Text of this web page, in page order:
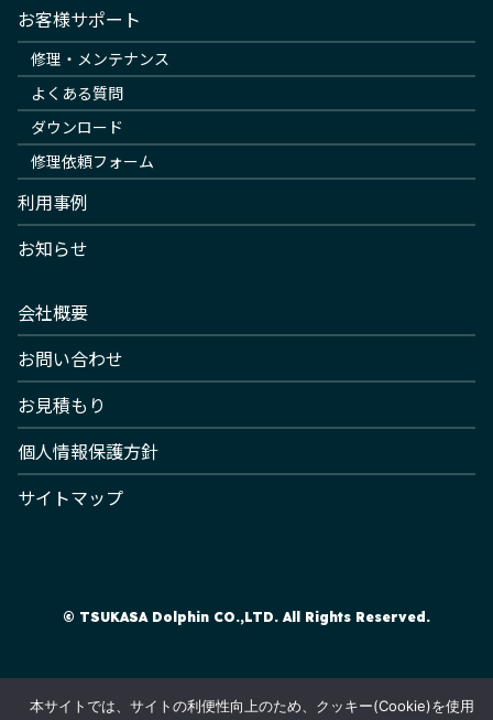
お客様サポート
修理・メンテナンス
よくある質問
ダウンロード
修理依頼フォーム
利用事例
お知らせ
会社概要
お問い合わせ
お見積もり
個人情報保護方針
サイトマップ
© TSUKASA Dolphin CO.,LTD. All Rights Reserved.
本サイトでは、サイトの利便性向上のため、クッキー(Cookie)を使用